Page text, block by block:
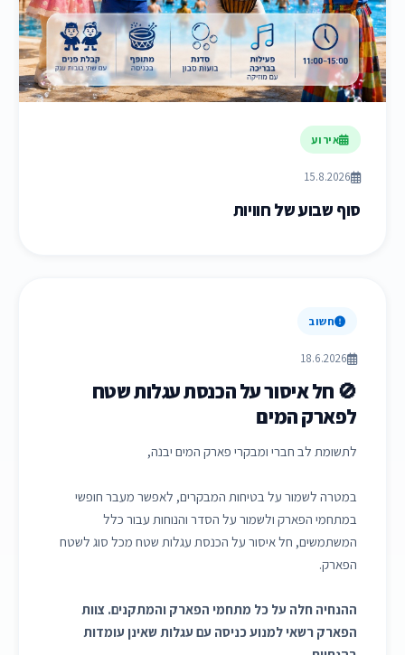
אירוע
15.8.2026
סוף שבוע של חוויות
חשוב
18.6.2026
🚫 חל איסור על הכנסת עגלות שטח
לפארק המים
לתשומת לב חברי ומבקרי פארק המים יבנה,
במטרה לשמור על בטיחות המבקרים, לאפשר מעבר חופשי
במתחמי הפארק ולשמור על הסדר והנוחות עבור כלל
המשתמשים, חל איסור על הכנסת עגלות שטח מכל סוג לשטח
הפארק.
ההנחיה חלה על כל מתחמי הפארק והמתקנים. צוות
הפארק רשאי למנוע כניסה עם עגלות שאינן עומדות